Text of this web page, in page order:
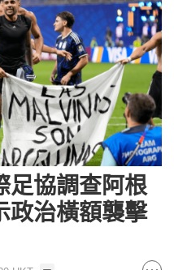
足協調查阿根
政治橫額襲擊